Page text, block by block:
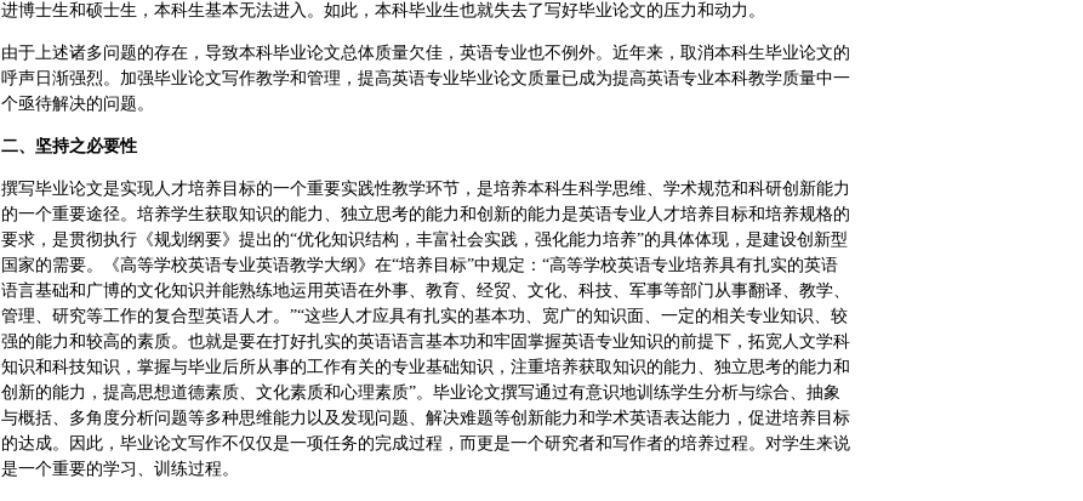
进博士生和硕士生，本科生基本无法进入。如此，本科毕业生也就失去了写好毕业论文的压力和动力。
由于上述诸多问题的存在，导致本科毕业论文总体质量欠佳，英语专业也不例外。近年来，取消本科生毕业论文的
呼声日渐强烈。加强毕业论文写作教学和管理，提高英语专业毕业论文质量已成为提高英语专业本科教学质量中一
个亟待解决的问题。
二、坚持之必要性
撰写毕业论文是实现人才培养目标的一个重要实践性教学环节，是培养本科生科学思维、学术规范和科研创新能力
的一个重要途径。培养学生获取知识的能力、独立思考的能力和创新的能力是英语专业人才培养目标和培养规格的
要求，是贯彻执行《规划纲要》提出的“优化知识结构，丰富社会实践，强化能力培养”的具体体现，是建设创新型
国家的需要。《高等学校英语专业英语教学大纲》在“培养目标”中规定：“高等学校英语专业培养具有扎实的英语
语言基础和广博的文化知识并能熟练地运用英语在外事、教育、经贸、文化、科技、军事等部门从事翻译、教学、
管理、研究等工作的复合型英语人才。”“这些人才应具有扎实的基本功、宽广的知识面、一定的相关专业知识、较
强的能力和较高的素质。也就是要在打好扎实的英语语言基本功和牢固掌握英语专业知识的前提下，拓宽人文学科
知识和科技知识，掌握与毕业后所从事的工作有关的专业基础知识，注重培养获取知识的能力、独立思考的能力和
创新的能力，提高思想道德素质、文化素质和心理素质”。毕业论文撰写通过有意识地训练学生分析与综合、抽象
与概括、多角度分析问题等多种思维能力以及发现问题、解决难题等创新能力和学术英语表达能力，促进培养目标
的达成。因此，毕业论文写作不仅仅是一项任务的完成过程，而更是一个研究者和写作者的培养过程。对学生来说
是一个重要的学习、训练过程。